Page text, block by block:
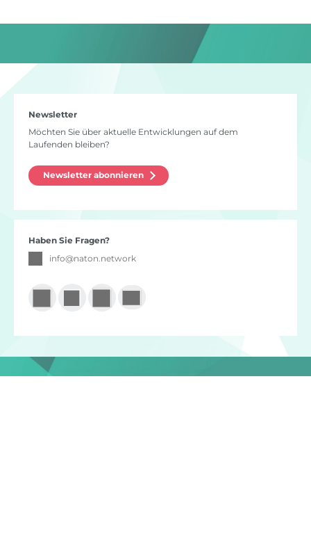
Newsletter
Möchten Sie über aktuelle Entwicklungen auf dem
Laufenden bleiben?
Newsletter abonnieren
Haben Sie Fragen?
info@naton.network